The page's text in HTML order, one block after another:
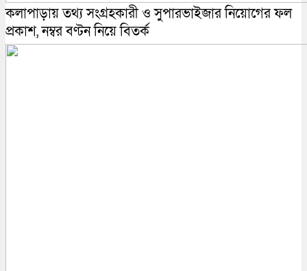
কলাপাড়ায় তথ্য সংগ্রহকারী ও সুপারভাইজার নিয়োগের ফল
প্রকাশ, নম্বর বণ্টন নিয়ে বিতর্ক